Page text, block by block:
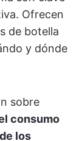
Ofrecen
de botella
y dónde
sobre
consumo
los